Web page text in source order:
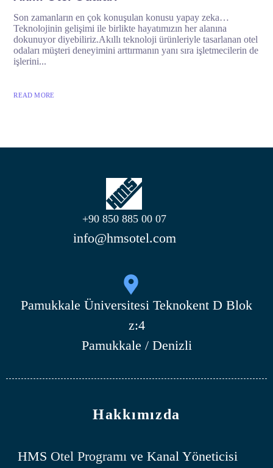
Son zamanların en çok konuşulan konusu yapay zeka…
Teknolojinin gelişimi ile birlikte hayatımızın her alanına
dokunuyor diyebiliriz.Akıllı teknoloji ürünleriyle tasarlanan otel
odaları müşteri deneyimini arttırmanın yanı sıra işletmecilerin de
işlerini...
READ MORE
+90 850 885 00 07
info@hmsotel.com
Pamukkale Üniversitesi Teknokent D Blok
z:4
Pamukkale / Denizli
Hakkımızda
HMS Otel Programıve Kanal Yöneticisi